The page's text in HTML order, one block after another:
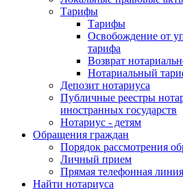
Тарифы
Тарифы
Освобождение от
тарифа
Возврат
Нотариальный
Депозит нотариуса
Публичные реестры
иностранных государств
Нотариус - детям
Обращения граждан
Порядок рассмотрения
Личный прием
Прямая телефонная линия
Найти нотариуса